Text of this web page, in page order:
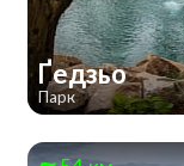
Ґедзьо
Парк